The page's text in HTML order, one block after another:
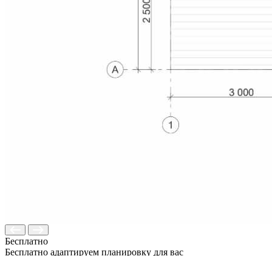
Бесплатно
Бесплатно адаптируем планировку для вас